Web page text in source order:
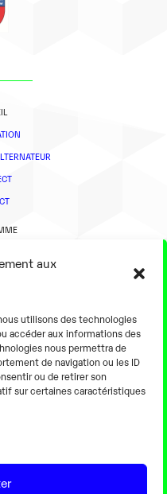
aux
utilisons des technologies
accéder aux informations des
nous permettra de
de navigation ou les ID
ou de retirer son
sur certaines caractéristiques